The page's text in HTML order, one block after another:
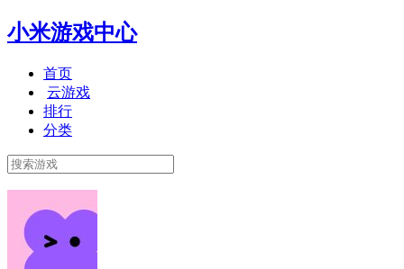
小米游戏中心
首页
云游戏
排行
分类